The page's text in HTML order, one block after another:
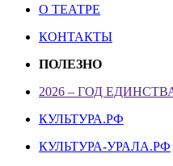
О ТЕАТРЕ
КОНТАКТЫ
ПОЛЕЗНО
2026 – ГОД
КУЛЬТУРА.РФ
КУЛЬТУРА-УРАЛА.РФ